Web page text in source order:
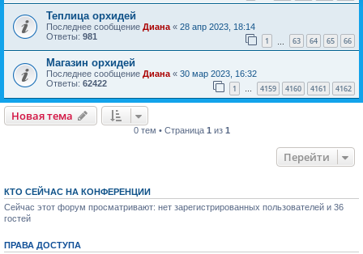
Теплица орхидей
Последнее сообщение Диана « 28 апр 2023, 18:14
Ответы: 981 1 63 64 65 66
Магазин орхидей
Последнее сообщение Диана « 30 мар 2023, 16:32
Ответы: 62422 1 … 4159 4160 4161 4162
Новая тема
0 тем • Страница 1 из 1
Перейти
КТО СЕЙЧАС НА КОНФЕРЕНЦИИ
Сейчас этот форум просматривают: нет зарегистрированных пользователей и 36
гостей
ПРАВА ДОСТУПА